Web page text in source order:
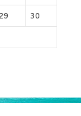
29 30